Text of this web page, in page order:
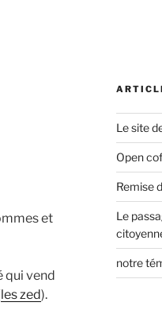
et
qui vend
les zed).
Le site
Open
Remise
Le
notre